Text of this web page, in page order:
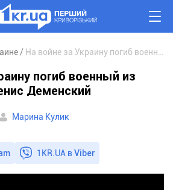
погиб военный из
Деменский
Марина Кулик
1KR.UA вViber